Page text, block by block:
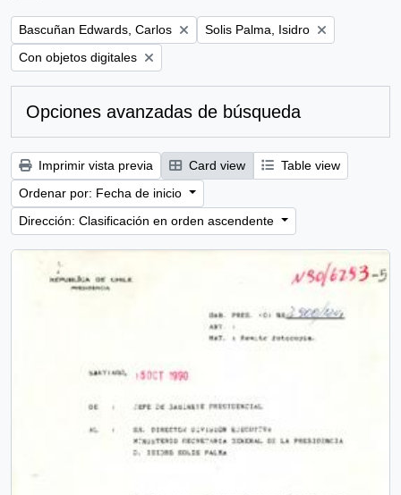
Remove filter:
Bascuñan Edwards, Carlos Remove filter:
Solis Palma, Isidro
Remove filter:
Con objetos digitales
Opciones avanzadas de búsqueda
Imprimir vista previa Card view
Table view
Ordenar por: Fecha de inicio
Dirección: Clasificación en orden ascendente